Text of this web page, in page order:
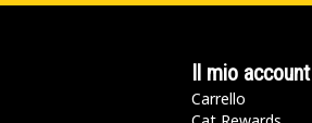
Il mio account
Carrello